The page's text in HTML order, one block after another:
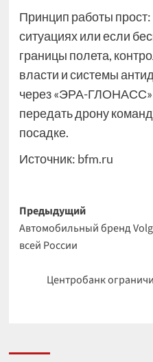
Принцип работы
ситуациях или если
границы полета,
власти и системы
через «ЭРА-ГЛОНАСС»
передать дрону
посадке.
Источник: bfm.ru
Навигация
записи
Предыдущий
Автомобильный бренд
всей России
Центробанк